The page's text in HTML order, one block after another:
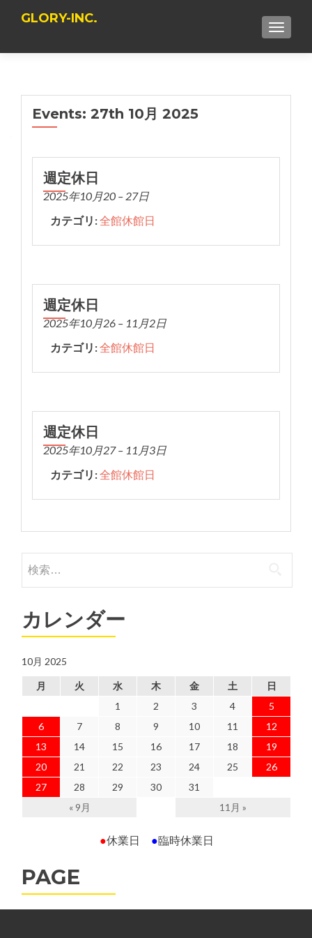
GLORY-INC.
Events: 27th 10月 2025
週定休日
2025年10月20 – 27日
カテゴリ:全館休館日
週定休日
2025年10月26 – 11月2日
カテゴリ:全館休館日
週定休日
2025年10月27– 11月3日
カテゴリ:全館休館日
索:
カレンダー
10月 2025
月 火 水 木 金 土
日
1
2 3 4
5
6
7 8 9 10 11
12
13
14 15 16 17 18
19
20
21 22 23 24 25
26
27
28 29 30
31
« 9月
11月 »
●休業日 ●臨時休業日
PAGE